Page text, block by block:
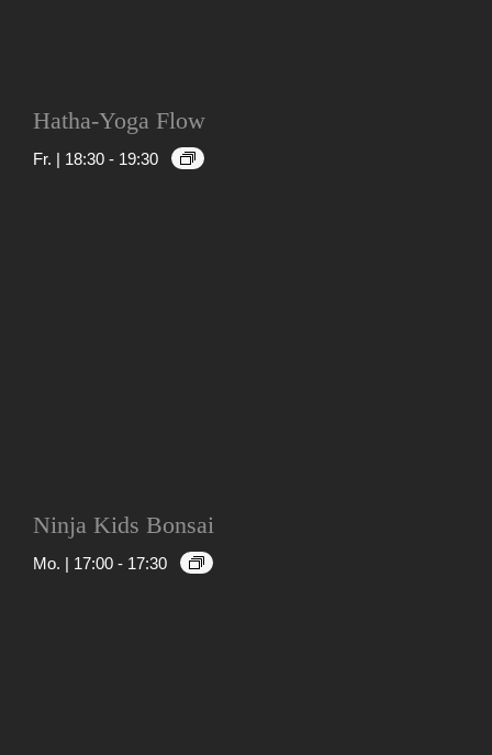
Hatha-Yoga Flow
Fr. | 18:30 - 19:30
Ninja Kids Bonsai
Mo. | 17:00 - 17:30